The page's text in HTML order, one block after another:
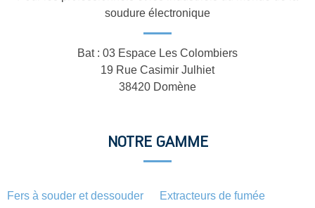
soudure électronique
Bat : 03 Espace Les Colombiers
19 Rue Casimir Julhiet
38420 Domène
NOTRE GAMME
Fers à souder et dessouder Extracteurs de fumée